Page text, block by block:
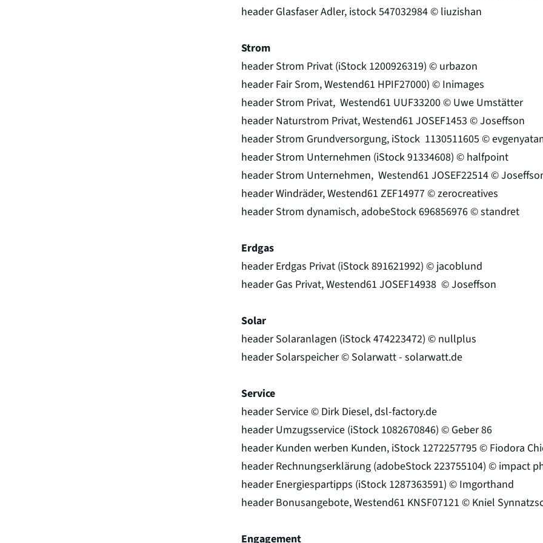
header Glasfaser Adler, istock 547032984 © liuzishan
Strom
header Strom Privat (iStock 1200926319) © urbazon
header Fair Srom, Westend61 HPIF27000) © Inimages
header Strom Privat, Westend61 UUF33200 © Uwe Umstätter
header Naturstrom Privat, Westend61 JOSEF1453 © Joseffson
header Strom Grundversorgung, iStock 1130511605 ©
header Strom Unternehmen (iStock 91334608) © halfpoint
header Strom Unternehmen, Westend61 JOSEF22514 ©
header Windräder, Westend61 ZEF14977 © zerocreatives
header Strom dynamisch, adobeStock 696856976 © standret
Erdgas
header Erdgas Privat (iStock 891621992) © jacoblund
header Gas Privat, Westend61 JOSEF14938 © Joseffson
Solar
header Solaranlagen (iStock 474223472) © nullplus
header Solarspeicher © Solarwatt - solarwatt.de
Service
header Service © Dirk Diesel, dsl-factory.de
header Umzugsservice (iStock 1082670846) © Geber 86
header Kunden werben Kunden, iStock 1272257795 © Fiodora
header Rechnungserklärung (adobeStock 223755104) © impact
header Energiespartipps (iStock 1287363591) © Imgorthand
header Bonusangebote, Westend61 KNSF07121 © Kniel
Engagement